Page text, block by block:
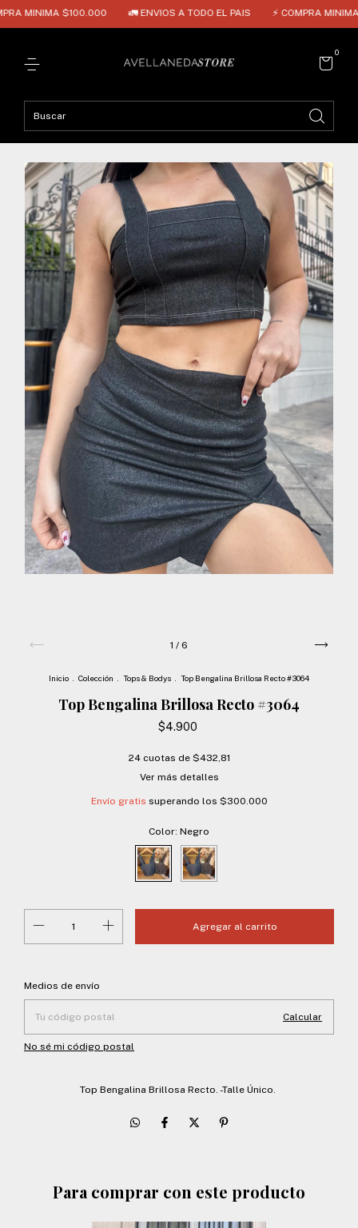
$100.000 🚛 ENVIOS A TODO EL PAIS ⚡ COMPRA MINIMA $100.000
0
1 / 6
Inicio Colección Tops & Bodys Top Bengalina Brillosa Recto #3064
Top Bengalina Brillosa Recto #3064
$4.900
24 cuotas de $432,81
Ver más detalles
Envío gratis superando los $300.000
Color: Negro
Entregas para el CP:
Medios de envío
Calcular
No sé mi código postal
Top Bengalina Brillosa Recto. -Talle Único.
Para comprar con este producto